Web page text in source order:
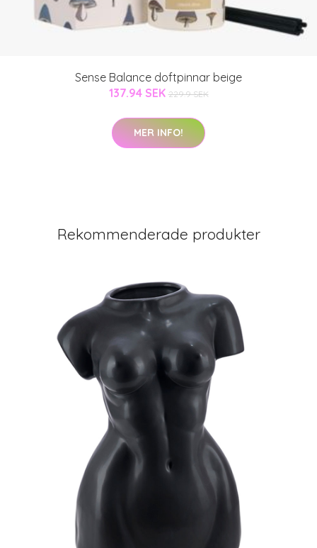
Sense Balance doftpinnar beige
137.94 SEK 229.9 SEK
MER INFO!
Rekommenderade produkter